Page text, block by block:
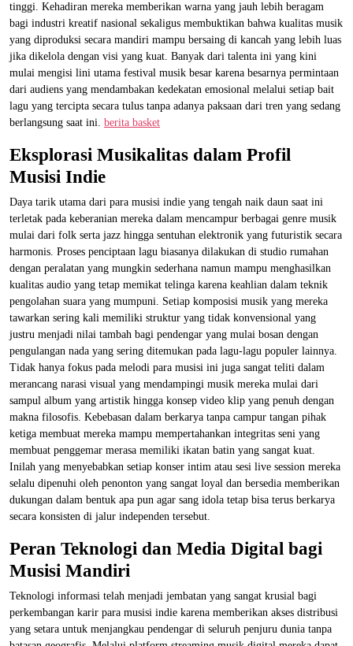
tinggi. Kehadiran mereka memberikan warna yang jauh lebih beragam
bagi industri kreatif nasional sekaligus membuktikan bahwa kualitas musik
yang diproduksi secara mandiri mampu bersaing di kancah yang lebih luas
jika dikelola dengan visi yang kuat. Banyak dari talenta ini yang kini
mulai mengisi lini utama festival musik besar karena besarnya permintaan
dari audiens yang mendambakan kedekatan emosional melalui setiap bait
lagu yang tercipta secara tulus tanpa adanya paksaan dari tren yang sedang
berlangsung saat ini. berita basket
Eksplorasi Musikalitas dalam Profil
Musisi Indie
Daya tarik utama dari para musisi indie yang tengah naik daun saat ini
terletak pada keberanian mereka dalam mencampur berbagai genre musik
mulai dari folk serta jazz hingga sentuhan elektronik yang futuristik secara
harmonis. Proses penciptaan lagu biasanya dilakukan di studio rumahan
dengan peralatan yang mungkin sederhana namun mampu menghasilkan
kualitas audio yang tetap memikat telinga karena keahlian dalam teknik
pengolahan suara yang mumpuni. Setiap komposisi musik yang mereka
tawarkan sering kali memiliki struktur yang tidak konvensional yang
justru menjadi nilai tambah bagi pendengar yang mulai bosan dengan
pengulangan nada yang sering ditemukan pada lagu-lagu populer lainnya.
Tidak hanya fokus pada melodi para musisi ini juga sangat teliti dalam
merancang narasi visual yang mendampingi musik mereka mulai dari
sampul album yang artistik hingga konsep video klip yang penuh dengan
makna filosofis. Kebebasan dalam berkarya tanpa campur tangan pihak
ketiga membuat mereka mampu mempertahankan integritas seni yang
membuat penggemar merasa memiliki ikatan batin yang sangat kuat.
Inilah yang menyebabkan setiap konser intim atau sesi live session mereka
selalu dipenuhi oleh penonton yang sangat loyal dan bersedia memberikan
dukungan dalam bentuk apa pun agar sang idola tetap bisa terus berkarya
secara konsisten di jalur independen tersebut.
Peran Teknologi dan Media Digital bagi
Musisi Mandiri
Teknologi informasi telah menjadi jembatan yang sangat krusial bagi
perkembangan karir para musisi indie karena memberikan akses distribusi
yang setara untuk menjangkau pendengar di seluruh penjuru dunia tanpa